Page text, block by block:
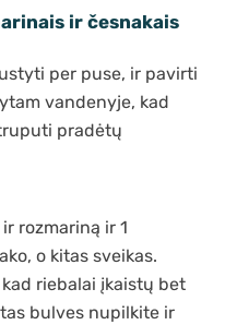
ir česnakais
per puse, ir pavirti
vandenyje, kad
pradėtų
rozmariną ir 1
o kitas sveikas.
riebalai įkaistų bet
bulves nupilkite ir